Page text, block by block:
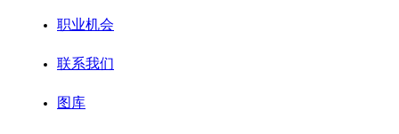
职业机会
联系我们
图库